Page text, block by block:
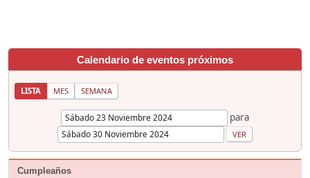
Calendario de eventos próximos
LISTA MES SEMANA
para
Cumpleaños